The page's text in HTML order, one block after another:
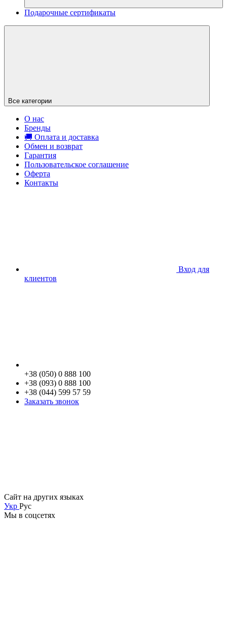
Подарочные сертификаты
Все категории
О нас
Бренды
🚚 Оплата и доставка
Обмен и возврат
Гарантия
Пользовательское соглашение
Оферта
Контакты
Вход для
клиентов
+38 (050) 0 888 100
+38 (093) 0 888 100
+38 (044) 599 57 59
Заказать звонок
Сайт на других языках
Укр Рус
Мы в соцсетях